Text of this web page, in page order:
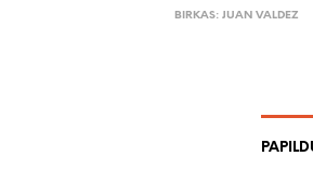
BIRKAS:JUAN VALDEZ